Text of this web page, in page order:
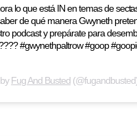
lo que está IN en temas de
de qué manera Gwyneth
podcast y prepárate para
#gwynethpaltrow #goop
Fug And Busted